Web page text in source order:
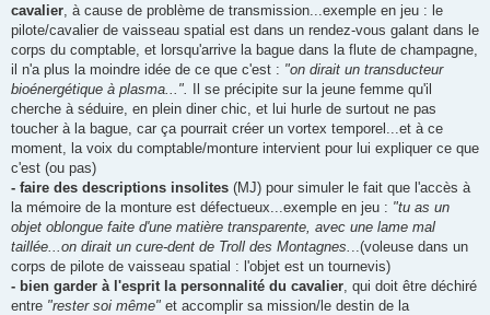
cavalier , à cause de problème de transmission...exemple en jeu : le
pilote/cavalier de vaisseau spatial est dans un rendez-vous galant dans le
corps du comptable, et lorsqu'arrive la bague dans la flute de champagne,
il n'a plus la moindre idée de ce que c'est : "on dirait un transducteur
bioénergétique à plasma...".
Il se précipite sur la jeune femme qu'il
cherche à séduire, en plein diner chic, et lui hurle de surtout ne pas
toucher à la bague, car ça pourrait créer un vortex temporel...et à ce
moment, la voix du comptable/monture intervient pour lui expliquer ce que
c'est (ou pas)
- faire des descriptions insolites (MJ) pour simuler le fait que l'accès à
la mémoire de la monture est défectueux...exemple en jeu : "tu as un
objet oblongue faite d'une matière transparente, avec une lame mal
taillée...on dirait un cure-dent de Troll des Montagnes.
..(voleuse dans un
corps de pilote de vaisseau spatial : l'objet est un tournevis)
- bien garder à l'esprit la personnalité du cavalier , qui doit être déchiré
entre "rester soi même" et accomplir sa mission/le destin de la